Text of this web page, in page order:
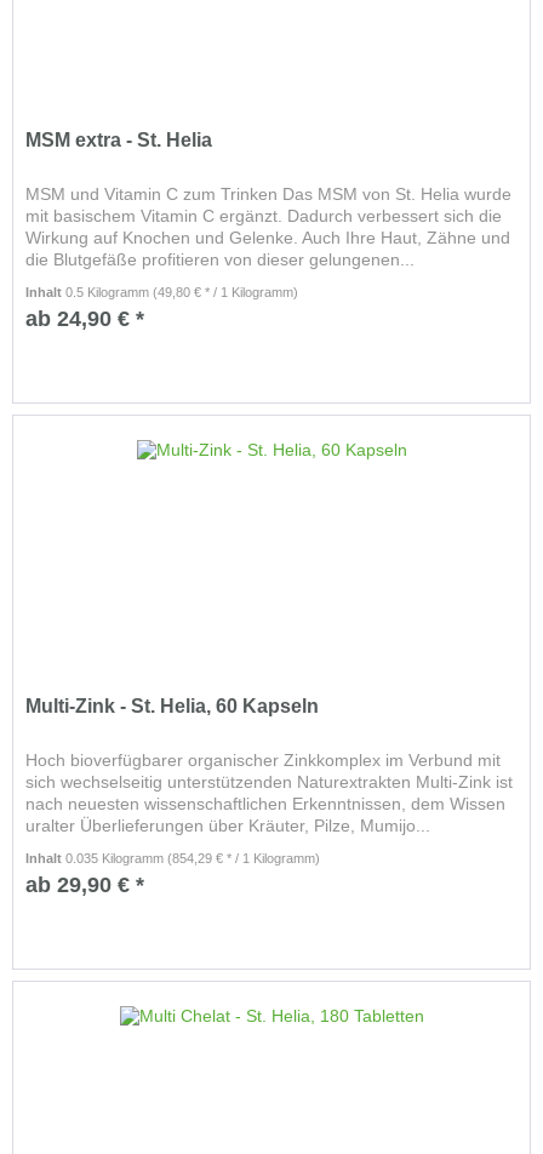
MSM extra - St. Helia
MSM und Vitamin C zum Trinken Das MSM von St. Helia wurde
mit basischem Vitamin C ergänzt. Dadurch verbessert sich die
Wirkung auf Knochen und Gelenke. Auch Ihre Haut, Zähne und
die Blutgefäße profitieren von dieser gelungenen...
Inhalt0.5 Kilogramm(49,80 € * / 1 Kilogramm)
ab 24,90 € *
Multi-Zink - St. Helia, 60 Kapseln
Hoch bioverfügbarer organischer Zinkkomplex im Verbund mit
sich wechselseitig unterstützenden Naturextrakten Multi-Zink ist
nach neuesten wissenschaftlichen Erkenntnissen, dem Wissen
uralter Überlieferungen über Kräuter, Pilze, Mumijo...
Inhalt0.035 Kilogramm(854,29 € * / 1 Kilogramm)
ab 29,90 € *